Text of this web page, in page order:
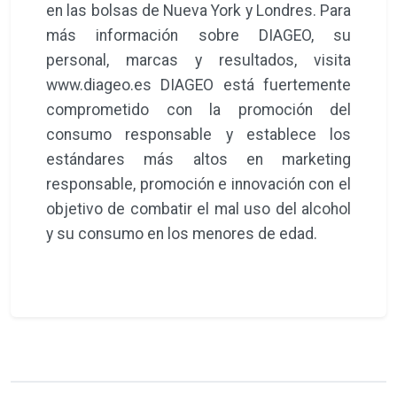
en las bolsas de Nueva York y Londres. Para
más información sobre DIAGEO, su
personal, marcas y resultados, visita
www.diageo.es DIAGEO está fuertemente
comprometido con la promoción del
consumo responsable y establece los
estándares más altos en marketing
responsable, promoción e innovación con el
objetivo de combatir el mal uso del alcohol
y su consumo en los menores de edad.